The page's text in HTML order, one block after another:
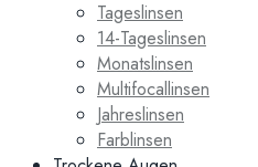
Tageslinsen
14-Tageslinsen
Monatslinsen
Multifocallinsen
Jahreslinsen
Farblinsen